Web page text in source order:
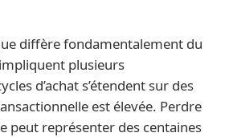
diffère fondamentalement du
plusieurs
d’achat s’étendent sur des
est élevée. Perdre
peut représenter des centaines